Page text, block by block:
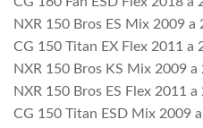
NXR 150 Bros ES Mix 2009 a
CG 150 Titan EX Flex 2011 a
NXR 150 Bros KS Mix 2009 a
NXR 150 Bros ES Flex 2011 a
CG 150 Titan ESD Mix 2009